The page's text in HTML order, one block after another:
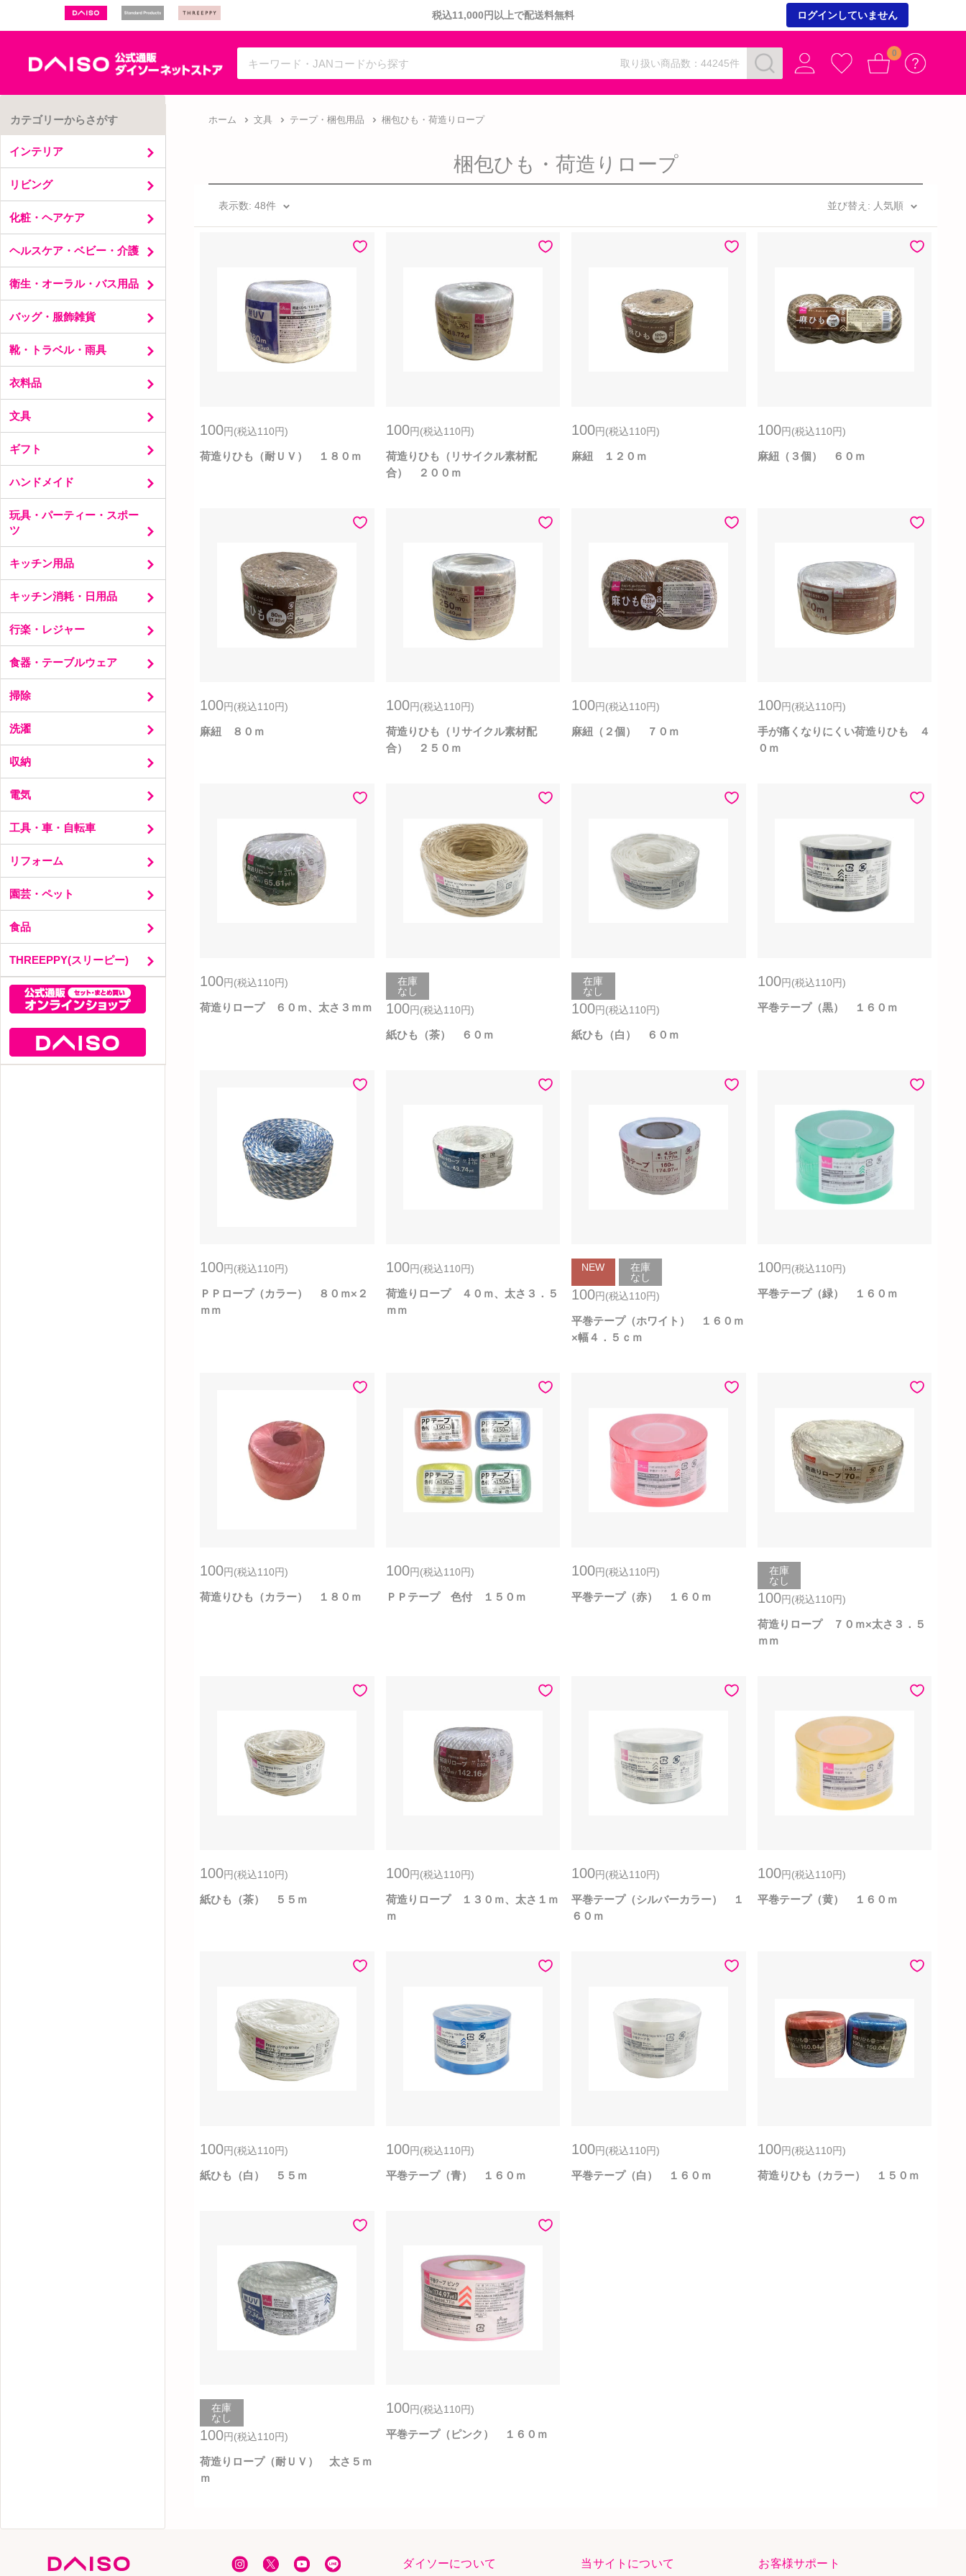
ン
ッ
税込11,000円以上で配送料無料 ログインしていません
ダ
ッ
ト
ア
取り扱い商品数：44245件
0
カテゴリーからさがす
インテリア
花・グリーン
香り
観葉植物
リビング
リビング収納
スリッパ・サンダル
カーテン・のれん
春夏リビング
化粧・ヘアケア
化粧小物
ヘルスケア・ベビー・介護
ベビー
衛生・オーラル・バス用品
オーラルケア
バスグッズ
バッグ・服飾雑貨
バッグ・ポーチ
ヘアアクセサリー・アクセサリー
靴・トラベル・雨具
トラベル
衣料品
レディースソックス
メンズ・キッズインナー
扇子・うちわ
レディースインナー
文具
事務用品
ケース
図画工作用品
ノート・メモ
のり・接着剤
色紙・レター・メッセージカード
文具収納
ギフト
ギフトバッグ
ハンドメイド
手芸道具
生地・毛糸
玩具・パーティー・スポー
ツ
室内玩具
脳トレ・ゲーム
貯金箱
キッチン用品
お茶・コーヒー
クッキングツール
加熱調理用品
キッチンファブリック
製菓用品
キッチン消耗・日用品
レンジ周り消耗
ライター・灰皿・ローソク・線香
行楽・レジャー
レジャー用品
行楽消耗
釣具
食器・テーブルウェア
洋食器
ガラス食器・保存容器
プラ・メラミン・アクリル食器
掃除
洗剤・芳香剤
お風呂掃除
お掃除シート
洗濯
洗う小物
収納
タンス・クローゼット
収納バスケット
電気
電池
コード・ケーブル・整理
パソコン用品
ミニ扇風機・加湿器
工具・車・自転車
工具リフォーム
補修・防止・防災
すきまテープ・結露シート・保温シート
園芸・ペット
園芸ツール
種・園芸用土・活力剤
ガーデンエクステリア
食品
パン・半生菓子
一般食品
菓子
調味料
THREEPPY(スリーピー)
インテリア
リビング
化粧・ヘアケア
衛生・オーラル・バス用品
靴・トラベル・雨具
衣料品
ホーム 文具 テープ・梱包用品 梱包ひも・荷造りロープ
梱包ひも・荷造りロープ
表示数: 48件 並び替え: 人気順
100円(税込110円)
荷造りひも（耐ＵＶ） １８０ｍ
100円(税込110円)
荷造りひも（リサイクル素材配
合） ２００ｍ
100円(税込110円)
麻紐 １２０ｍ
100円(税込110円)
麻紐（３個） ６０ｍ
100円 (税込110円)
麻紐 ８０ｍ
100円 (税込110円)
荷造りひも（リサイクル素材配
合） ２５０ｍ
100円 (税込110円)
麻紐（２個） ７０ｍ
100円 (税込110円)
手が痛くなりにくい荷造りひも ４
０ｍ
100円(税込110円)
荷造りロープ ６０ｍ、太さ３ｍｍ
在庫
なし
100円(税込110円)
紙ひも（茶） ６０ｍ
在庫
なし
100円(税込110円)
紙ひも（白） ６０ｍ
100円(税込110円)
平巻テープ（黒） １６０ｍ
100円 (税込110円)
ＰＰロープ（カラー） ８０ｍ×２
ｍｍ
100円 (税込110円)
荷造りロープ ４０ｍ、太さ３．５
ｍｍ
NEW
在庫
なし
100円 (税込110円)
平巻テープ（ホワイト） １６０ｍ
×幅４．５ｃｍ
100円 (税込110円)
平巻テープ（緑） １６０ｍ
100円(税込110円)
荷造りひも（カラー） １８０ｍ
100円(税込110円)
ＰＰテープ 色付 １５０ｍ
100円(税込110円)
平巻テープ（赤） １６０ｍ
在庫
なし
100円(税込110円)
荷造りロープ ７０ｍ×太さ３．５
ｍｍ
100円 (税込110円)
紙ひも（茶） ５５ｍ
100円 (税込110円)
荷造りロープ １３０ｍ、太さ１ｍ
ｍ
100円 (税込110円)
平巻テープ（シルバーカラー） １
６０ｍ
100円 (税込110円)
平巻テープ（黄） １６０ｍ
100円(税込110円)
紙ひも（白） ５５ｍ
100円(税込110円)
平巻テープ（青） １６０ｍ
100円(税込110円)
平巻テープ（白） １６０ｍ
100円(税込110円)
荷造りひも（カラー） １５０ｍ
在庫
なし
100円 (税込110円)
荷造りロープ（耐ＵＶ） 太さ５ｍ
ｍ
100円 (税込110円)
平巻テープ（ピンク） １６０ｍ
ダイソーについて 当サイトについて お客様サポート